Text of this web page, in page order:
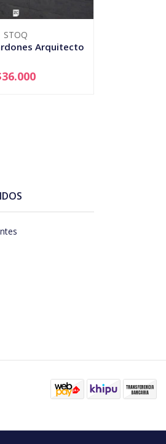
STOQ
Arquitecto
+